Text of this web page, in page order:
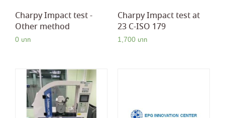
Charpy Impact test -
Other method
0
Charpy Impact test at
23 C-ISO 179
1,700